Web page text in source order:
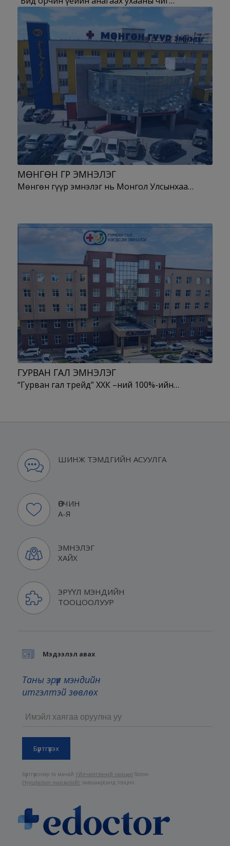
МӨНГӨН ГҮҮР ЭМНЭЛЭГ
Мөнгөн гүүр эмнэлэг нь Монгол Улсынхаа…
ГУРВАН ГАЛ ЭМНЭЛЭГ
“Гурван гал трейд” ХХК –ний 100%-ийн…
ШИНЖ ТЭМДГИЙН АСУУЛГА
ӨВЧИН
А-Я
ЭМНЭЛЭГ
ХАЙХ
ЭРҮҮЛ МЭНДИЙН
ТООЦООЛУУР
Мэдээлэл авах
Таны эрүүл мэндийн
итгэлтэй зөвлөх
Бүртгүүлснээр та манайҮйлчилгээний нөхцөл болон
Нууцлалын нөхцөлийг зөвшөөрсөнд тооцно.